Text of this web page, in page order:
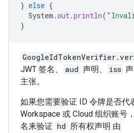
} else {
System .out.println(
}
JWT 签名、
aud 声明、 iss
主张。
如果您需要验证 ID 令牌是否代
Workspace 或 Cloud 组织账号
名来验证 hd 所有权声明 由